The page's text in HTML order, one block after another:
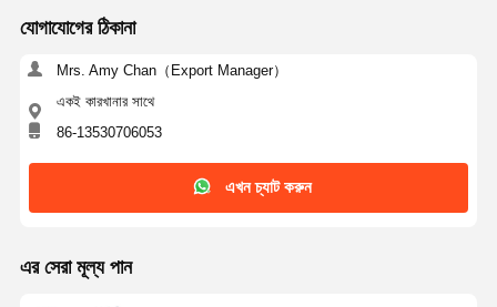
যোগাযোগের ঠিকানা
Mrs. Amy Chan（Export Manager）
একই কারখানার সাথে
86-13530706053
এখন চ্যাট করুন
এর সেরা মূল্য পান